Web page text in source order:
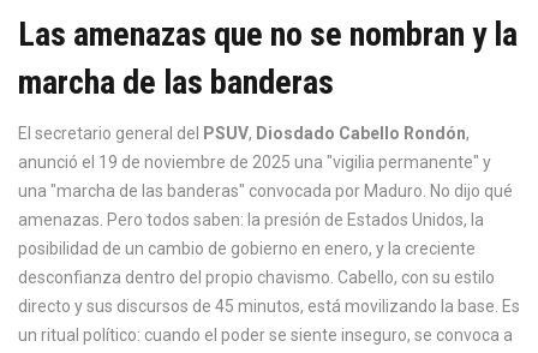
Las amenazas que no se nombran y la
marcha de las banderas
El secretario general del PSUV, Diosdado Cabello Rondón,
anunció el 19 de noviembre de 2025 una "vigilia permanente" y
una "marcha de las banderas" convocada por Maduro. No dijo qué
amenazas. Pero todos saben: la presión de Estados Unidos, la
posibilidad de un cambio de gobierno en enero, y la creciente
desconfianza dentro del propio chavismo. Cabello, con su estilo
directo y sus discursos de 45 minutos, está movilizando la base. Es
un ritual político: cuando el poder se siente inseguro, se convoca a